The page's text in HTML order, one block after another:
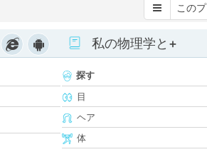
この
私の物理学と+
探す
目
ヘア
体